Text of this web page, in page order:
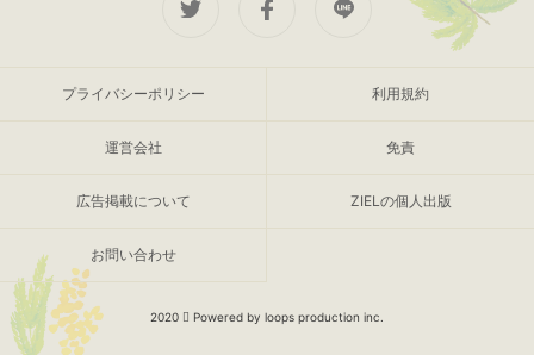
プライバシーポリシー 利用規約
運営会社 免責
広告掲載について ZIELの個人出版
お問い合わせ
2020 Powered by loops production inc.